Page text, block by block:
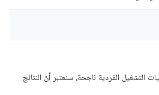
التشغيل الفردية ناجحة، سنعتبر أنّ النتائج